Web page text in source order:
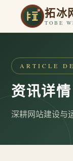
拓冰
TOBE
ARTICLE
资讯详情
深耕网站建设与